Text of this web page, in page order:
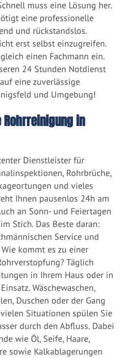
muss eine Lösung her.
eine professionelle
und rückstandslos.
erst selbst einzugreifen.
einen Fachmann ein.
24 Stunden Notdienst
eine zuverlässige
und Umgebung!
in
Dienstleister für
Rohrbrüche,
und vieles
Ihnen pausenlos 24h am
an Sonn- und Feiertagen
Stich. Das Beste daran:
Service und
kommt es zu einer
Täglich
in Ihrem Haus oder in
Wäschewaschen,
Duschen oder der Gang
Situationen spülen Sie
durch den Abfluss. Dabei
wie Öl, Seife, Haare,
sowie Kalkablagerungen